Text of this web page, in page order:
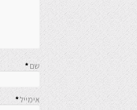
שם *
אימייל*